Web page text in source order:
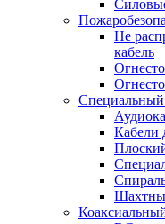
Не
кабель
Специальный
Кабели